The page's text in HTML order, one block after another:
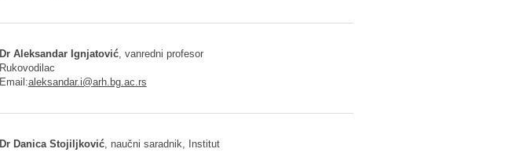
Dr Aleksandar Ignjatović, vanredni profesor
Rukovodilac
Email:aleksandar.i@arh.bg.ac.rs
Dr Danica Stojiljković, naučni saradnik, Institut